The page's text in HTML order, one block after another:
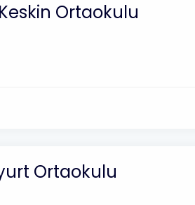
Ortaokulu
Ortaokulu